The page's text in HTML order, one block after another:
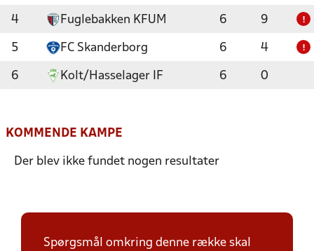
4 Fuglebakken KFUM 6 9 !
5 FC Skanderborg 6 4 !
6 Kolt/Hasselager IF 6 0
KOMMENDE KAMPE
Der blev ikke fundet nogen resultater
Spørgsmål omkring denne række skal